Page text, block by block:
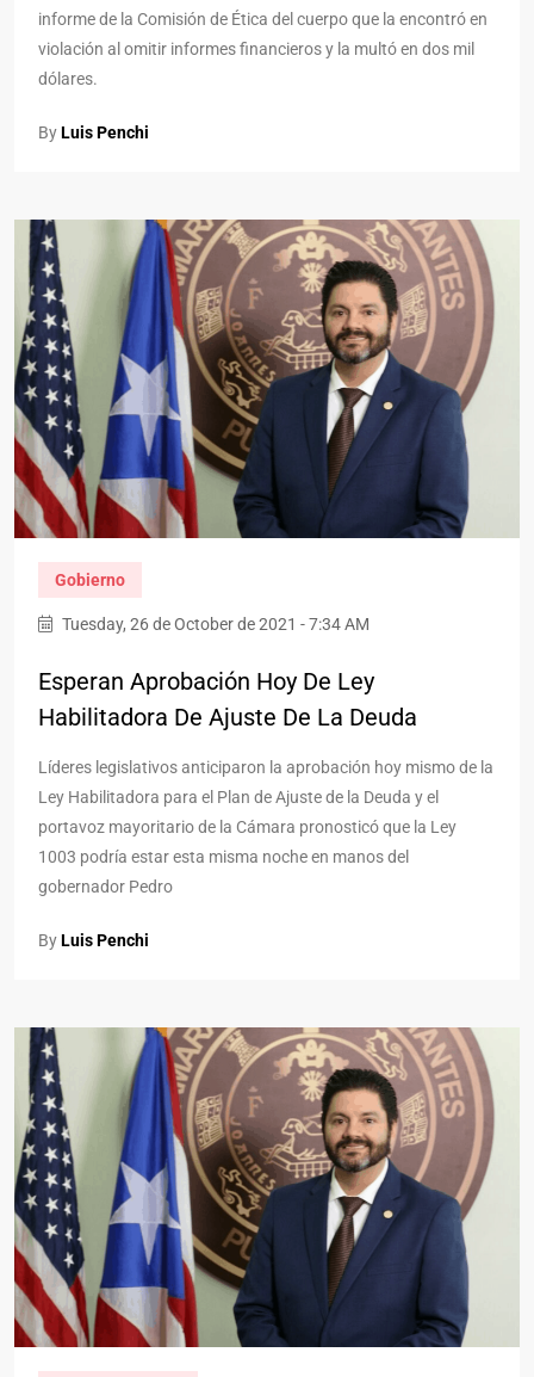
informe de la Comisión de Ética del cuerpo que la encontró en
violación al omitir informes financieros y la multó en dos mil
dólares.
ByLuis Penchi
Gobierno
Tuesday, 26 de October de 2021 - 7:34 AM
Esperan Aprobación Hoy De Ley
Habilitadora De Ajuste De La Deuda
Líderes legislativos anticiparon la aprobación hoy mismo de la
Ley Habilitadora para el Plan de Ajuste de la Deuda y el
portavoz mayoritario de la Cámara pronosticó que la Ley
1003 podría estar esta misma noche en manos del
gobernador Pedro
ByLuis Penchi